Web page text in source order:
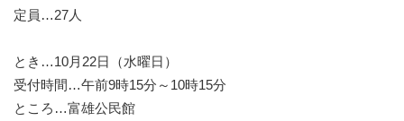
定員…27人
とき…10月22日（水曜日）
受付時間…午前9時15分～10時15分
ところ…富雄公民館